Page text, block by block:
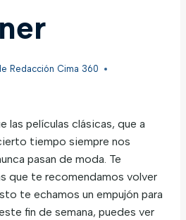
Redacción Cima 360
las películas clásicas, que a
tiempo siempre nos
pasan de moda. Te
que te recomendamos volver
te echamos un empujón para
fin de semana, puedes ver